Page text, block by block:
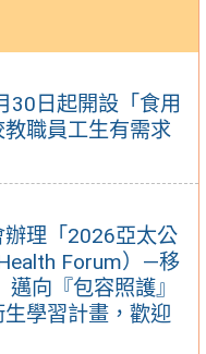
30日起開設「食用
職員工生有需求
理「2026亞太公
Forum）—移
向『包容照護』
學習計畫，歡迎